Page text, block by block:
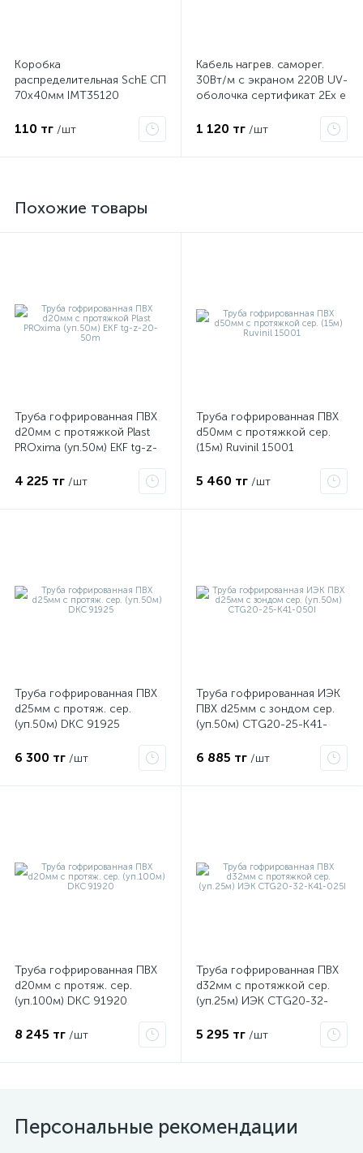
Коробка
распределительная SchE СП
70х40мм IMT35120
110 тг /шт
Кабель нагрев. саморег.
30Вт/м с экраном 220В UV-
оболочка сертификат 2Ex e
PHC-30
1 120 тг /шт
Похожие товары
Труба гофрированная ПВХ
d20мм с протяжкой Plast
PROxima (уп.50м) EKF tg-z-
4 225 тг /шт
Труба гофрированная ПВХ
d50мм с протяжкой сер.
(15м) Ruvinil 15001
5 460 тг /шт
Труба гофрированная ПВХ
d25мм с протяж. сер.
(уп.50м) DKC 91925
6 300 тг /шт
Труба гофрированная ИЭК
ПВХ d25мм с зондом сер.
(уп.50м) CTG20-25-K41-
6 885 тг /шт
Труба гофрированная ПВХ
d20мм с протяж. сер.
(уп.100м) DKC 91920
8 245 тг /шт
Труба гофрированная ПВХ
d32мм с протяжкой сер.
(уп.25м) ИЭК CTG20-32-
5 295 тг /шт
Персональные рекомендации